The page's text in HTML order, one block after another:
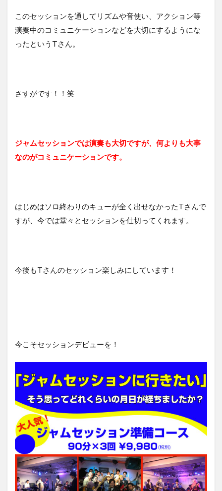
このセッションを通してリズムや音使い、アクション等
演奏中のコミュニケーションなどを大切にするようにな
ったというTさん。
さすがです！！笑
ジャムセッションでは演奏も大切ですが、何よりも大事
なのがコミュニケーションです。
はじめはソロ終わりのキューが全く出せなかったTさんで
すが、今では堂々とセッションを仕切ってくれます。
今後もTさんのセッション楽しみにしています！
今こそセッションデビューを！